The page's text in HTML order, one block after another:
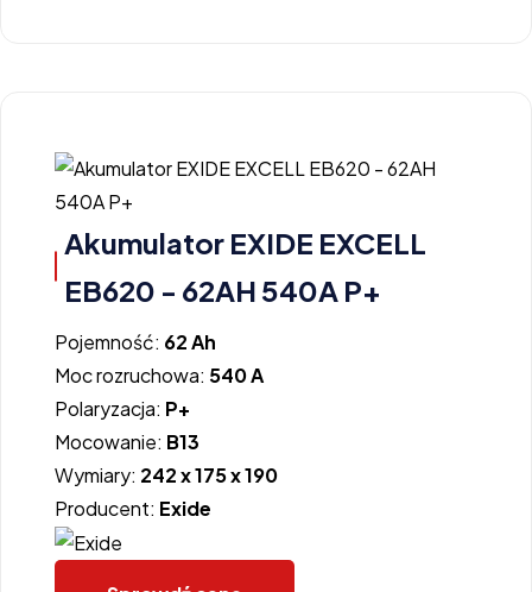
Akumulator EXIDE EXCELL
EB620 - 62AH 540A P+
Pojemność: 62 Ah
Moc rozruchowa: 540 A
Polaryzacja: P+
Mocowanie: B13
Wymiary: 242 x 175 x 190
Producent: Exide